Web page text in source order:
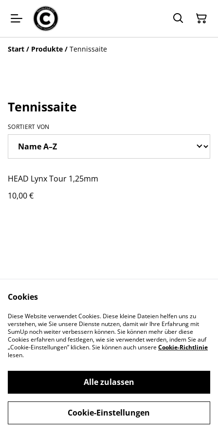
Start / Produkte / Tennissaite
Tennissaite
SORTIERT VON
HEAD Lynx Tour 1,25mm
10,00 €
Bestimmungen
ungen von SumUp
Cookie-Richtlinie
©2026Tennis-Club SCC Online-Store
powered by
Cookies
Diese Website verwendet Cookies. Diese kleine Dateien helfen uns zu
verstehen, wie Sie unsere Dienste nutzen, damit wir Ihre Erfahrung mit
SumUp noch weiter verbessern können. Sie können mehr über diese
Cookies erfahren und festlegen, wie sie verwendet werden, indem Sie auf
„Cookie-Einstellungen” klicken. Sie können auch unsereCookie-Richtlinie
lesen.
Alle zulassen
Cookie-Einstellungen